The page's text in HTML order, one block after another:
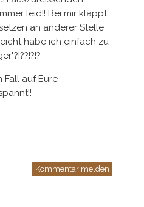
leid!! Bei mir klappt
an anderer Stelle
habe ich einfach zu
Fall auf Eure
Kommentar melden